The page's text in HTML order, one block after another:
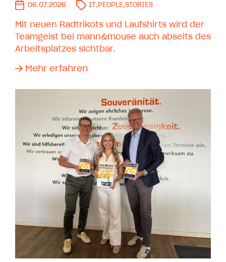
06.07.2026 IT , PEOPLE,STORIES
Mit neuen Radtrikots und Laufshirts wird der
Teamgeist bei mann&mouse auch abseits des
Arbeitsplatzes sichtbar.
Mehr erfahren